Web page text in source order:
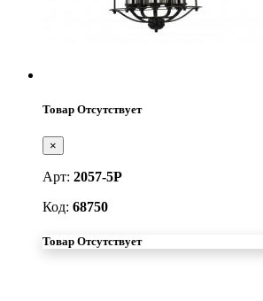
Товар Отсутствует
×
Арт: 2057-5P
Код: 68750
Товар Отсутствует